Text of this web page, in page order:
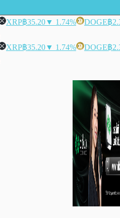
XRP฿35.20▼ 1.74% DOGE฿
XRP฿35.20▼ 1.74% DOGE฿